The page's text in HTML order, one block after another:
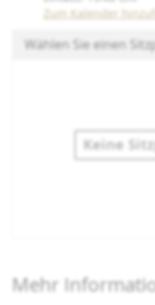
Zum Kalender
Wählen Sie einen
Keine
Mehr